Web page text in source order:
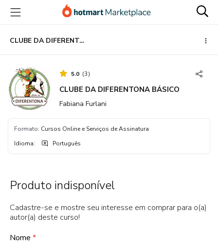
para
conteúdo
principal
para
pagamento
para
rodapé
CLUBE DA DIFERENTONA BÁSICO
5.0 (3)
CLUBE DA DIFERENTONA BÁSICO
Fabiana Furlani
Formato: Cursos Online e Serviços de Assinatura
Idioma: Português
Produto indisponível
Cadastre-se e mostre seu interesse em comprar para o(a)
autor(a) deste curso!
Nome *